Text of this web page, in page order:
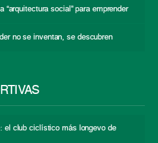
“arquitectura social” para emprender
no se inventan, se descubren
el club ciclístico más longevo de